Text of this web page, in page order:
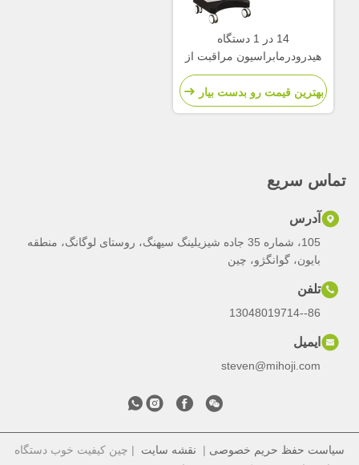
14 در 1 دستگاه
هیدرودرمابراسیون مراقبت از
پوست دستگاه هیدرو صورت
بهترین قیمت رو بدست بیار
تماس سریع
آدرس
105، شماره 35 جاده شیزیلینگ سیهنگ، روستای لوگانگ، منطقه
بایون، گوانگژو، چین
تلفن
86--13048019714
ایمیل
steven@mihoji.com
سیاست حفظ حریم خصوصی | نقشه سایت | چین کیفیت خوب دستگاه